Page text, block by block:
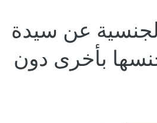
عن سيدة
بأخرى دون